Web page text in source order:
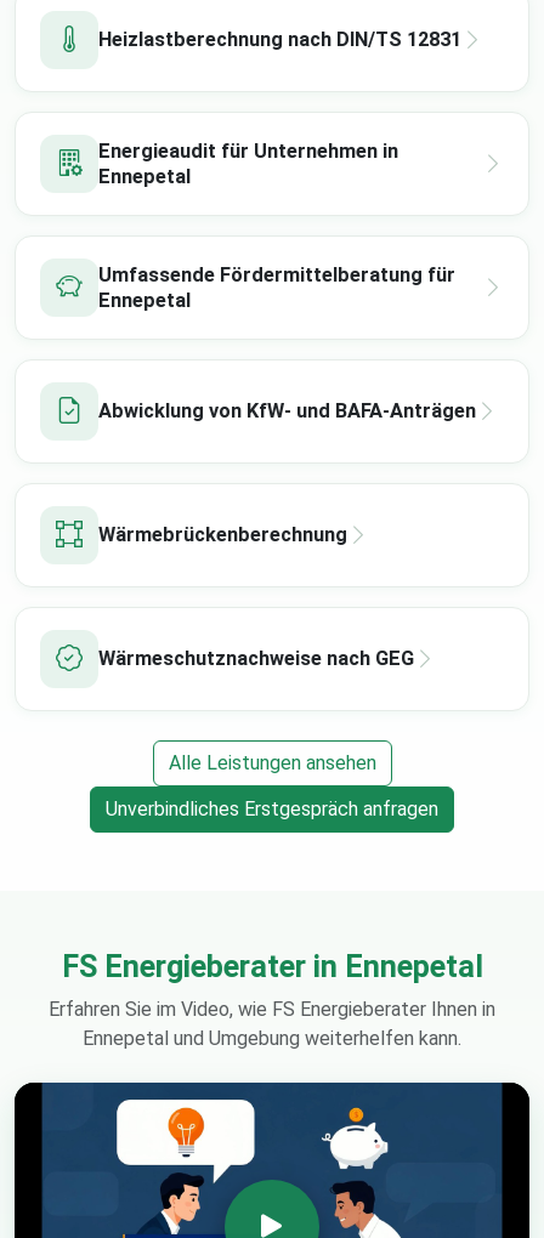
Heizlastberechnung nach DIN/TS 12831
Energieaudit für Unternehmen in
Ennepetal
Umfassende Fördermittelberatung für
Ennepetal
Abwicklung von KfW- und BAFA-Anträgen
Wärmebrückenberechnung
Wärmeschutznachweise nach GEG
Alle Leistungen ansehen
Unverbindliches Erstgespräch anfragen
FS Energieberater in Ennepetal
Erfahren Sie im Video, wie FS Energieberater Ihnen in
Ennepetal und Umgebung weiterhelfen kann.